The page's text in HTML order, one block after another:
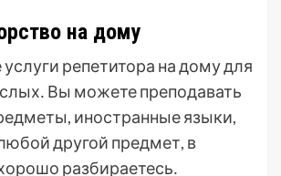
на дому
репетитора на дому для
Вы можете преподавать
иностранные языки,
другой предмет, в
разбираетесь․